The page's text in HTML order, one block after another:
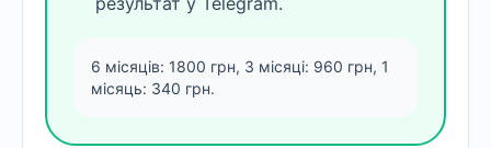
6 місяців: 1800 грн, 3 місяці: 960 грн, 1
місяць: 340 грн.